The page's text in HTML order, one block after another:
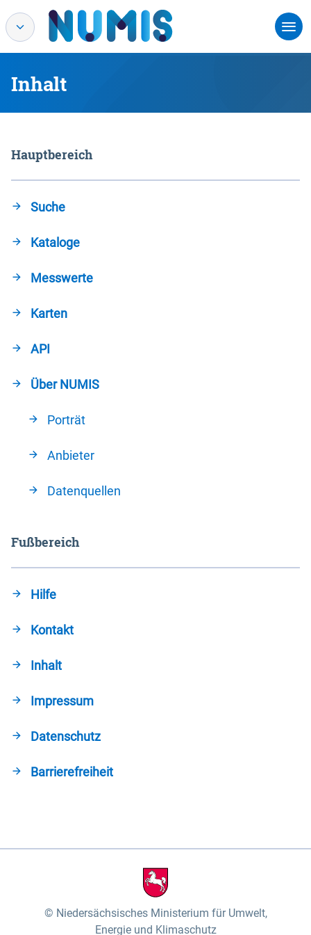
Inhalt
Hauptbereich
Suche
Kataloge
Messwerte
Karten
API
Über NUMIS
Porträt
Anbieter
Datenquellen
Fußbereich
Hilfe
Kontakt
Inhalt
Impressum
Datenschutz
Barrierefreiheit
Niedersächsisches Ministerium für Umwelt,
Energie und Klimaschutz